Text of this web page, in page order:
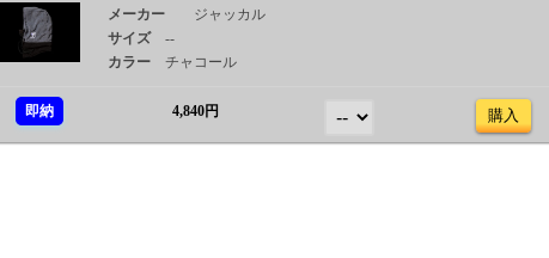
メーカー
ジャッカル
サイズ
--
カラー
チャコール
即納 4,840円 購入